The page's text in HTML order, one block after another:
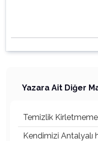
Yazara Ait Diğer
Temizlik
Kendimizi Antalyalı